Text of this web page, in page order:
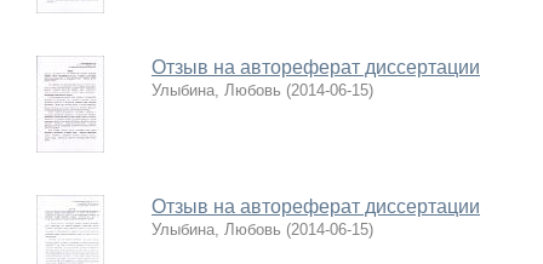
Отзыв на автореферат диссертации
Улыбина, Любовь (2014-06-15)
Отзыв на автореферат диссертации
Улыбина, Любовь (2014-06-15)